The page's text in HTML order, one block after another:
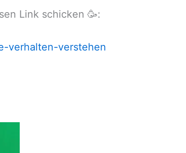
Link schicken 🥳:
verhalten-verstehen